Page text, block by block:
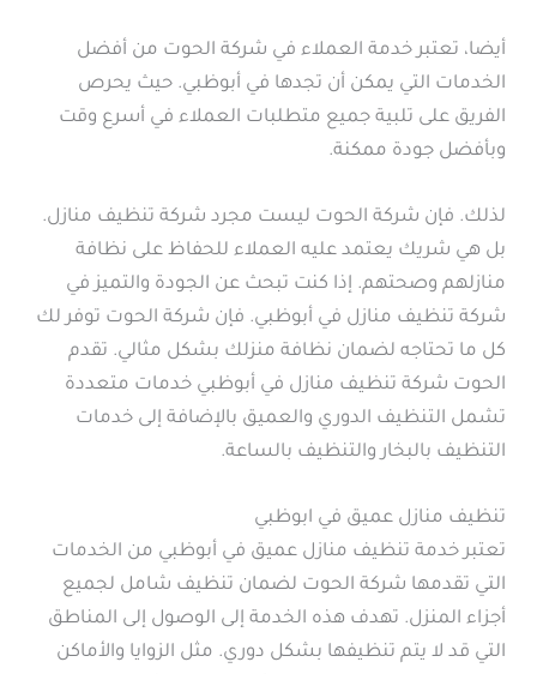
أيضا، تعتبر خدمة العملاء في شركة الحوت من أفضل
الخدمات التي يمكن أن تجدها في أبوظبي. حيث يحرص
الفريق على تلبية جميع متطلبات العملاء في أسرع وقت
وبأفضل جودة ممكنة.
لذلك. فإن شركة الحوت ليست مجرد شركة تنظيف منازل.
بل هي شريك يعتمد عليه العملاء للحفاظ على نظافة
منازلهم وصحتهم. إذا كنت تبحث عن الجودة والتميز في
شركة تنظيف منازل في أبوظبي. فإن شركة الحوت توفر لك
كل ما تحتاجه لضمان نظافة منزلك بشكل مثالي. تقدم
الحوت شركة تنظيف منازل في أبوظبي خدمات متعددة
تشمل التنظيف الدوري والعميق بالإضافة إلى خدمات
التنظيف بالبخار والتنظيف بالساعة.
تنظيف منازل عميق في ابوظبي
تعتبر خدمة تنظيف منازل عميق في أبوظبي من الخدمات
التي تقدمها شركة الحوت لضمان تنظيف شامل لجميع
أجزاء المنزل. تهدف هذه الخدمة إلى الوصول إلى المناطق
التي قد لا يتم تنظيفها بشكل دوري. مثل الزوايا والأماكن